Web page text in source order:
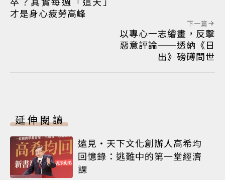
才是身心疲勞高峰
下一篇
以專心一志繪畫，反擊
惡意評論──透納《日
出》磅礡問世
延伸閱讀
遠見‧天下文化創辦人高希均
回憶錄：逃難中的第一堂經濟
課